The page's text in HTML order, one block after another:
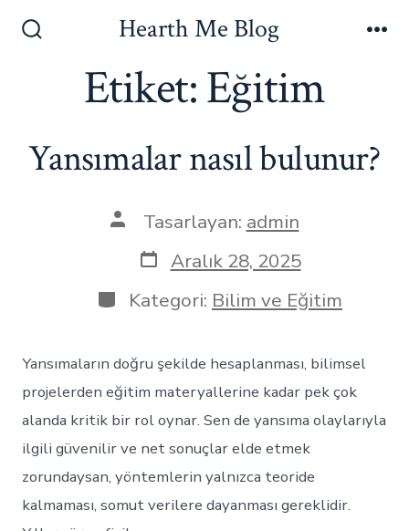
atla
Çubuğunu
Göster/Gizle
Hearth Me Blog
Etiket:Eğitim
Yansımalar nasıl bulunur?
YazınınTasarlayan: admin
Yazı
tarihi
Aralık 28, 2025
Kategoriler
Kategori: Bilim ve Eğitim
Yansımaların doğru şekilde hesaplanması, bilimsel
projelerden eğitim materyallerine kadar pek çok
alanda kritik bir rol oynar. Sen de yansıma olaylarıyla
ilgili güvenilir ve net sonuçlar elde etmek
zorundaysan, yöntemlerin yalnızca teoride
kalmaması, somut verilere dayanması gereklidir.